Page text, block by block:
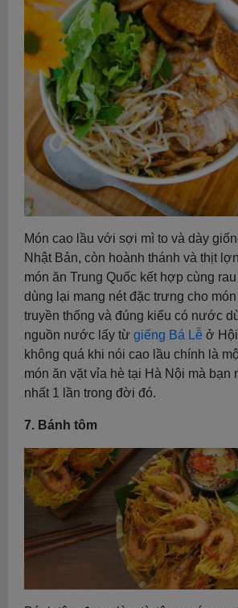
Món cao lầu với sợi mì to và dày
Nhật Bản, còn hoành thánh và thịt
món ăn Trung Quốc kết hợp cùng
dùng lại mang nét đặc trưng cho
truyền thống và đúng kiểu có nước
nguồn nước lấy từ giếng Bá Lễ ở
không quá khi nói cao lầu chính là
món ăn vặt vỉa hè tại Hà Nội mà bạn
nhất 1 lần trong đời đó.
7. Bánh tôm